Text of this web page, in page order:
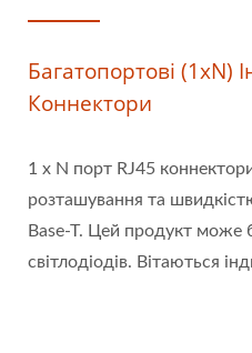
Багатопортові (1xN)
Коннектори
1 x N порт RJ45
розташування та
Base-T. Цей продукт може
світлодіодів. Вітаються